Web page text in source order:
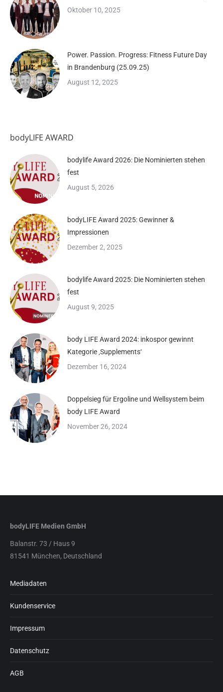
Oktober 10, 2025
Power. Passion. Progress: Fitness Future Day
in Brandenburg (25.09.25)
August 12, 2025
bodyLIFE AWARD
bodylife Award 2026: Die Nominierten stehen
fest
August 5, 2026
bodyLIFE Award 2025: Gewinner &
Impressionen
Dezember 2, 2025
bodylife Award 2025: Die Nominierten stehen
fest
August 9, 2025
body LIFE Award 2024: inkospor gewinnt
Kategorie ‚Supplements‘
Dezember 16, 2024
Doppelsieg für Ergoline und Wellsystem beim
body LIFE Award
November 26, 2024
bodyLIFE Medien GmbH
Balanstr. 73 / Haus 9
81541 München, Deutschland
Mediadaten
Kundenservice
Impressum
Datenschutz
AGB